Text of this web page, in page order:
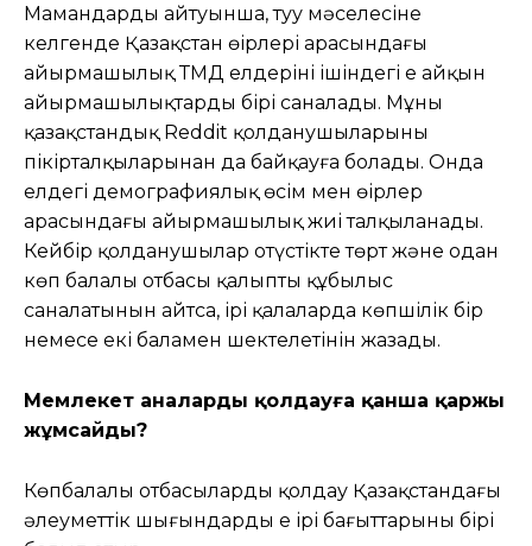
Мамандардың айтуынша, туу мәселесіне
келгенде Қазақстан өңірлері арасындағы
айырмашылық ТМД елдерінің ішіндегі ең айқын
айырмашылықтардың бірі саналады. Мұны
қазақстандық Reddit қолданушыларының
пікірталқыларынан да байқауға болады. Онда
елдегі демографиялық өсім мен өңірлер
арасындағы айырмашылық жиі талқыланады.
Кейбір қолданушылар оңтүстікте төрт және одан
көп балалы отбасы қалыпты құбылыс
саналатынын айтса, ірі қалаларда көпшілік бір
немесе екі баламен шектелетінін жазады.
Мемлекет аналарды қолдауға қанша қаржы
жұмсайды?
Көпбалалы отбасыларды қолдау Қазақстандағы
әлеуметтік шығындардың ең ірі бағыттарының бірі